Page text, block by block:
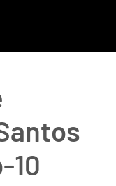
10